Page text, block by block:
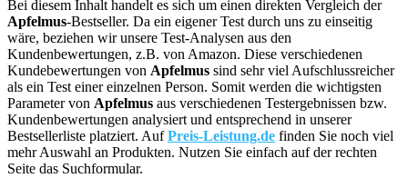
Bei diesem Inhalt handelt es sich um einen direkten Vergleich der
Apfelmus-Bestseller. Da ein eigener Test durch uns zu einseitig
wäre, beziehen wir unsere Test-Analysen aus den
Kundenbewertungen, z.B. von Amazon. Diese verschiedenen
Kundebewertungen von Apfelmus sind sehr viel Aufschlussreicher
als ein Test einer einzelnen Person. Somit werden die wichtigsten
Parameter von Apfelmus aus verschiedenen Testergebnissen bzw.
Kundenbewertungen analysiert und entsprechend in unserer
Bestsellerliste platziert. AufPreis-Leistung.de finden Sie noch viel
mehr Auswahl an Produkten. Nutzen Sie einfach auf der rechten
Seite das Suchformular.